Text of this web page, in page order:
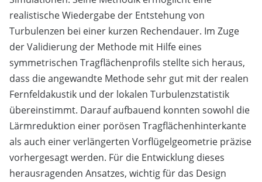
realistische Wiedergabe der Entstehung von
Turbulenzen bei einer kurzen Rechendauer. Im Zuge
der Validierung der Methode mit Hilfe eines
symmetrischen Tragflächenprofils stellte sich heraus,
dass die angewandte Methode sehr gut mit der realen
Fernfeldakustik und der lokalen Turbulenzstatistik
übereinstimmt. Darauf aufbauend konnten sowohl die
Lärmreduktion einer porösen Tragflächenhinterkante
als auch einer verlängerten Vorflügelgeometrie präzise
vorhergesagt werden. Für die Entwicklung dieses
herausragenden Ansatzes, wichtig für das Design